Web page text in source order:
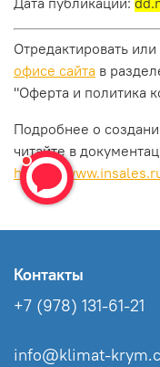
Отредактировать
офисе сайта в
"Оферта и политика
Подробнее о
читайте в
https://
Контакты
+7 (978) 131-61-21
info@klimat-